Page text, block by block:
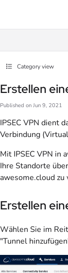
Category view
Erstellen
Published on Jun 9, 2021
IPSEC VPN dient
Verbindung
Mit IPSEC VPN in
Ihre Standorte
awesome.cloud zu
Erstellen
Wählen Sie im
"Tunnel